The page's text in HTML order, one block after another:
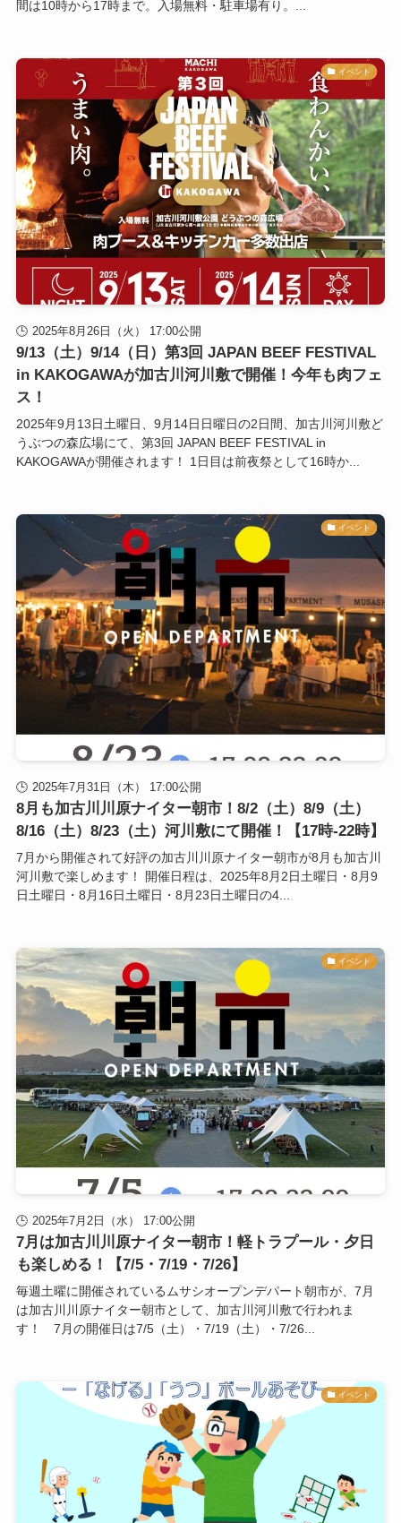
間は10時から17時まで。入場無料・駐車場有り。...
イベント
2025年8月26日（火） 17:00公開
9/13（土）9/14（日）第3回 JAPAN BEEF FESTIVAL
in KAKOGAWAが加古川河川敷で開催！今年も肉フェ
ス！
2025年9月13日土曜日、9月14日日曜日の2日間、加古川河川敷ど
うぶつの森広場にて、第3回 JAPAN BEEF FESTIVAL in
KAKOGAWAが開催されます！ 1日目は前夜祭として16時か...
イベント
2025年7月31日（木） 17:00公開
8月も加古川川原ナイター朝市！8/2（土）8/9（土）
8/16（土）8/23（土）河川敷にて開催！【17時-22時】
7月から開催されて好評の加古川川原ナイター朝市が8月も加古川
河川敷で楽しめます！ 開催日程は、2025年8月2日土曜日・8月9
日土曜日・8月16日土曜日・8月23日土曜日の4...
イベント
2025年7月2日（水） 17:00公開
7月は加古川川原ナイター朝市！軽トラプール・夕日
も楽しめる！【7/5・7/19・7/26】
毎週土曜に開催されているムサシオープンデパート朝市が、7月
は加古川川原ナイター朝市として、加古川河川敷で行われま
す！ 7月の開催日は7/5（土）・7/19（土）・7/26...
イベント